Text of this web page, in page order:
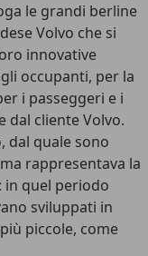
le grandi berline
Volvo che si
innovative
occupanti, per la
i passeggeri e i
dal cliente Volvo.
dal quale sono
rappresentava la
in quel periodo
sviluppati in
piccole, come